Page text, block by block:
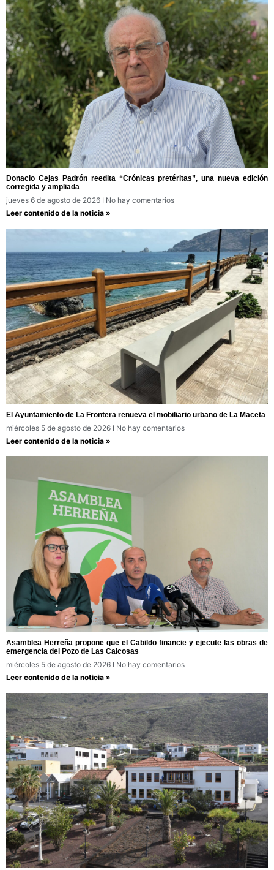
Donacio Cejas Padrón reedita “Crónicas pretéritas”, una nueva edición
corregida y ampliada
jueves 6 de agosto de 2026
No hay comentarios
Leer contenido de la noticia »
El Ayuntamiento de La Frontera renueva el mobiliario urbano de La Maceta
miércoles 5 de agosto de 2026
No hay comentarios
Leer contenido de la noticia »
Asamblea Herreña propone que el Cabildo financie y ejecute las obras de
emergencia del Pozo de Las Calcosas
miércoles 5 de agosto de 2026
No hay comentarios
Leer contenido de la noticia »